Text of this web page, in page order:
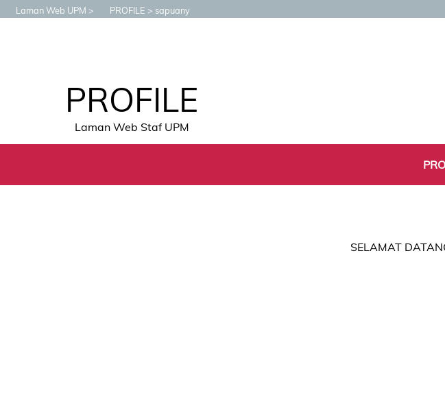
Laman Web UPM PROFILE sapuany
PROFILE
Laman Web Staf UPM
SELAMAT